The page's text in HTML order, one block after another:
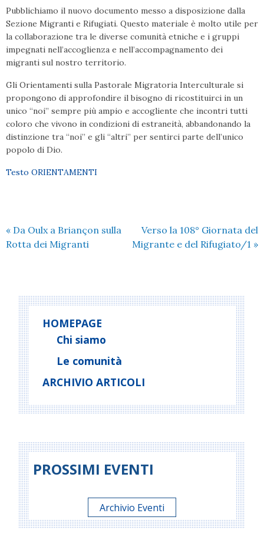
Pubblichiamo il nuovo documento messo a disposizione dalla
Sezione Migranti e Rifugiati. Questo materiale è molto utile per
la collaborazione tra le diverse comunità etniche e i gruppi
impegnati nell’accoglienza e nell’accompagnamento dei
migranti sul nostro territorio.
Gli Orientamenti sulla Pastorale Migratoria Interculturale si
propongono di approfondire il bisogno di ricostituirci in un
unico “noi” sempre più ampio e accogliente che incontri tutti
coloro che vivono in condizioni di estraneità, abbandonando la
distinzione tra “noi” e gli “altri” per sentirci parte dell’unico
popolo di Dio.
Testo ORIENTAMENTI
« Da Oulx a Briançon sulla
Rotta dei Migranti
Verso la 108° Giornata del
Migrante e del Rifugiato/1 »
HOMEPAGE
Chi siamo
Le comunità
ARCHIVIO ARTICOLI
PROSSIMI EVENTI
Archivio Eventi